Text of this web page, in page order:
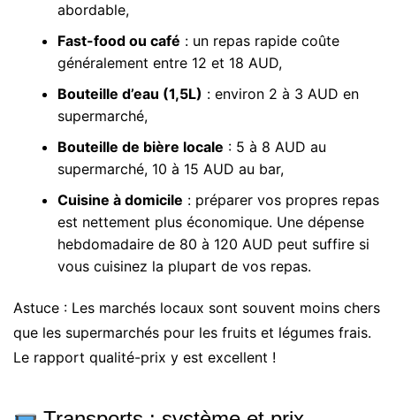
abordable,
Fast-food ou café : un repas rapide coûte
généralement entre 12 et 18 AUD,
Bouteille d’eau (1,5L) : environ 2 à 3 AUD en
supermarché,
Bouteille de bière locale : 5 à 8 AUD au
supermarché, 10 à 15 AUD au bar,
Cuisine à domicile : préparer vos propres repas
est nettement plus économique. Une dépense
hebdomadaire de 80 à 120 AUD peut suffire si
vous cuisinez la plupart de vos repas.
Astuce : Les marchés locaux sont souvent moins chers
que les supermarchés pour les fruits et légumes frais.
Le rapport qualité-prix y est excellent !